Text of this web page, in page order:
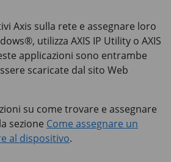
Axis sulla rete e assegnare loro
utilizza AXIS IP Utility o AXIS
applicazioni sono entrambe
scaricate dal sito Web
su come trovare e assegnare
sezione Come assegnare un
al dispositivo.